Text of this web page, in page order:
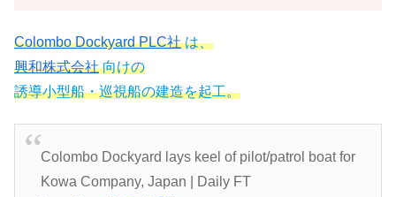
Colombo Dockyard PLC社は、
興和株式会社向けの
誘導小型船・巡視船の建造を起工。
Colombo Dockyard lays keel of pilot/patrol boat for
Kowa Company, Japan | Daily FT